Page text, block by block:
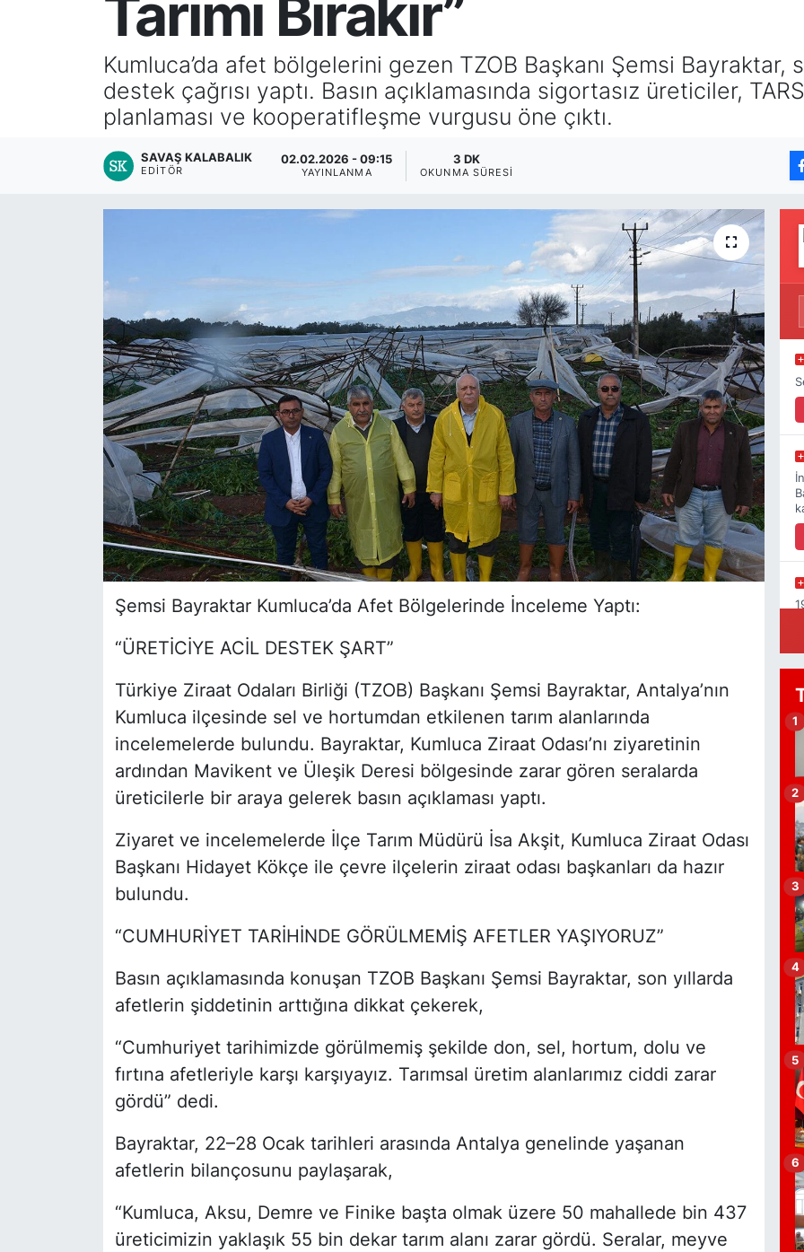
Tarımı Bırakır”
Kumluca’da afet bölgelerini gezen TZOB Başkanı Şemsi Bayraktar,
destek çağrısı yaptı. Basın açıklamasında sigortasız üreticiler,
planlaması ve kooperatifleşme vurgusu öne çıktı.
SAVAŞ KALABALIK
EDITÖR
02.02.2026 - 09:15
YAYINLANMA
3 DK
OKUNMA SÜRESI
Şemsi Bayraktar Kumluca’da Afet Bölgelerinde İnceleme Yaptı:
“ÜRETİCİYE ACİL DESTEK ŞART”
Türkiye Ziraat Odaları Birliği (TZOB) Başkanı Şemsi Bayraktar, Antalya’nın
Kumluca ilçesinde sel ve hortumdan etkilenen tarım alanlarında
incelemelerde bulundu. Bayraktar, Kumluca Ziraat Odası’nı ziyaretinin
ardından Mavikent ve Üleşik Deresi bölgesinde zarar gören seralarda
üreticilerle bir araya gelerek basın açıklaması yaptı.
Ziyaret ve incelemelerde İlçe Tarım Müdürü İsa Akşit, Kumluca Ziraat Odası
Başkanı Hidayet Kökçe ile çevre ilçelerin ziraat odası başkanları da hazır
bulundu.
“CUMHURİYET TARİHİNDE GÖRÜLMEMİŞ AFETLER YAŞIYORUZ”
Basın açıklamasında konuşan TZOB Başkanı Şemsi Bayraktar, son yıllarda
afetlerin şiddetinin arttığına dikkat çekerek,
“Cumhuriyet tarihimizde görülmemiş şekilde don, sel, hortum, dolu ve
fırtına afetleriyle karşı karşıyayız. Tarımsal üretim alanlarımız ciddi zarar
gördü” dedi.
Bayraktar, 22–28 Ocak tarihleri arasında Antalya genelinde yaşanan
afetlerin bilançosunu paylaşarak,
“Kumluca, Aksu, Demre ve Finike başta olmak üzere 50 mahallede bin 437
üreticimizin yaklaşık 55 bin dekar tarım alanı zarar gördü. Seralar, meyve
1
2
3
4
5
6